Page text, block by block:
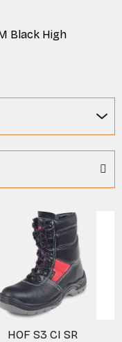
Black High
HOF S3 CI SR